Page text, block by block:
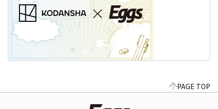
PAGE TOP